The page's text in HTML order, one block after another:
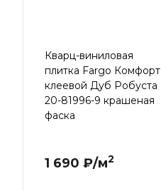
Кварц-виниловая
плитка Fargo Комфорт
клеевой Дуб Робуста
20-81996-9 крашеная
фаска
1 690 ₽/м2